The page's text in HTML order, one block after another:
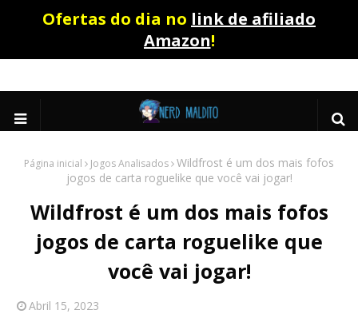
Ofertas do dia no link de afiliado
Amazon!
Página inicial Jogos Analisados Wildfrost é um dos mais fofos
jogos de carta roguelike que você vai jogar!
Wildfrost é um dos mais fofos
jogos de carta roguelike que
você vai jogar!
Abril 15, 2023